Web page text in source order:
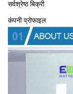
सर्वश्रेष्ठ बिक्री
कंपनी प्रोफाइल